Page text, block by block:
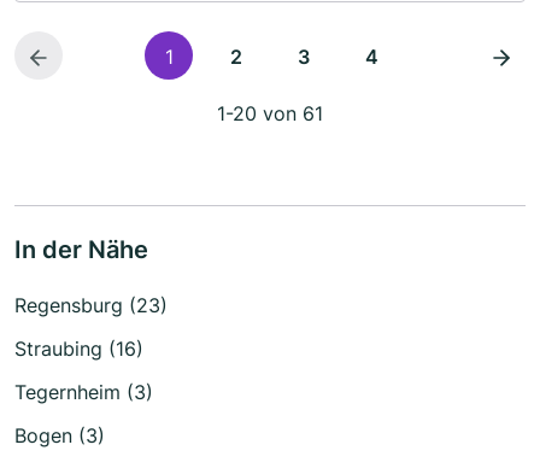
1 2 3 4
1-20 von 61
In der Nähe
Regensburg (23)
Straubing (16)
Tegernheim (3)
Bogen (3)